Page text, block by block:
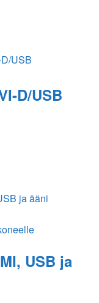
D/USB
USB ja